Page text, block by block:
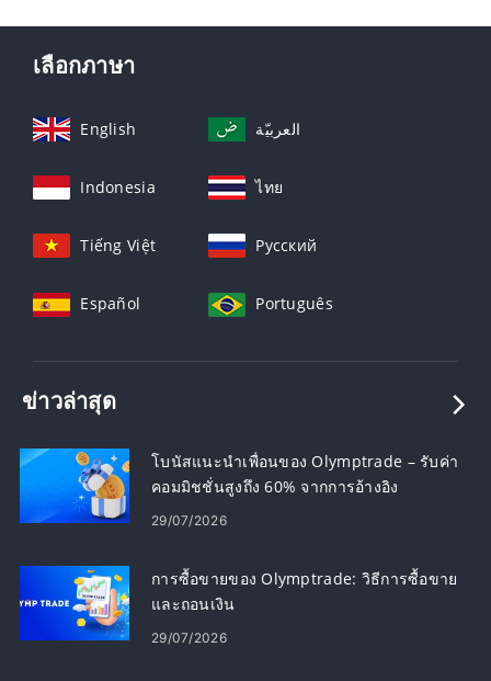
เลือกภาษา
English العربيّة
Indonesia ไทย
Tiếng Việt Русский
Español Português
ข่าวล่าสุด
โบนัสแนะนำเพื่อนของ Olymptrade – รับค่า
คอมมิชชั่นสูงถึง 60% จากการอ้างอิง
29/07/2026
การซื้อขายของ Olymptrade: วิธีการซื้อขาย
และถอนเงิน
29/07/2026